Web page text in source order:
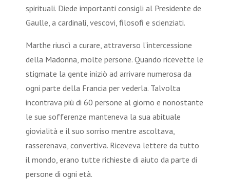
spirituali. Diede importanti consigli al Presidente de
Gaulle, a cardinali, vescovi, filosofi e scienziati.
Marthe riuscì a curare, attraverso l’intercessione
della Madonna, molte persone. Quando ricevette le
stigmate la gente iniziò ad arrivare numerosa da
ogni parte della Francia per vederla. Talvolta
incontrava più di 60 persone al giorno e nonostante
le sue sofferenze manteneva la sua abituale
giovialità e il suo sorriso mentre ascoltava,
rasserenava, convertiva. Riceveva lettere da tutto
il mondo, erano tutte richieste di aiuto da parte di
persone di ogni età.